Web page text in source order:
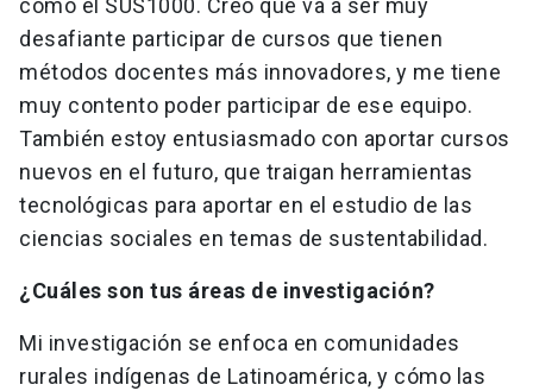
como el SUS1000. Creo que va a ser muy
desafiante participar de cursos que tienen
métodos docentes más innovadores, y me tiene
muy contento poder participar de ese equipo.
También estoy entusiasmado con aportar cursos
nuevos en el futuro, que traigan herramientas
tecnológicas para aportar en el estudio de las
ciencias sociales en temas de sustentabilidad.
¿Cuáles son tus áreas de investigación?
Mi investigación se enfoca en comunidades
rurales indígenas de Latinoamérica, y cómo las